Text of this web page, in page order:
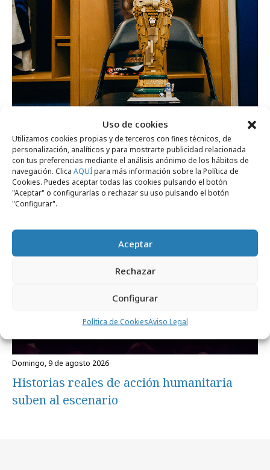
Uso de cookies
Utilizamos cookies propias y de terceros con fines técnicos, de
personalización, analíticos y para mostrarte publicidad relacionada
con tus preferencias mediante el análisis anónimo de los hábitos de
navegación. Clica AQUÍpara más información sobre la Política de
Cookies. Puedes aceptar todas las cookies pulsando el botón
"Aceptar" o configurarlas o rechazar su uso pulsando el botón
"Configurar".
Aceptar
Rechazar
Configurar
Política de CookiesAviso Legal
domingo, 9 de agosto 2026
LEGO celebra el triunfo de España en el
Mundial de Fútbol
Marcas y ESG
domingo, 9 de agosto 2026
Historias reales de acción humanitaria
suben al escenario